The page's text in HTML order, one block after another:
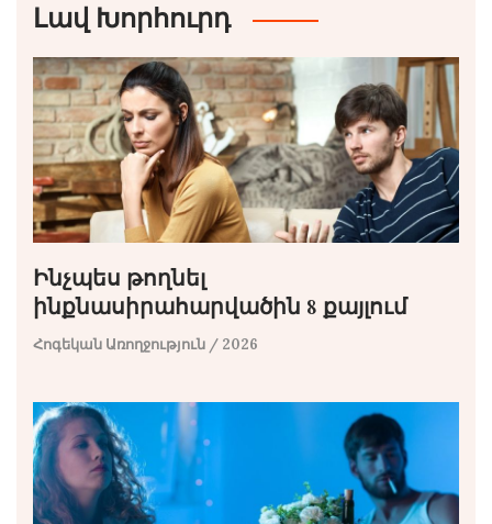
Լավ Խորհուրդ
Ինչպես թողնել
ինքնասիրահարվածին 8 քայլում
Հոգեկան Առողջություն / 2026